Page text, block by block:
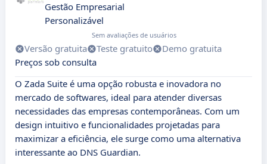
Gestão Empresarial
Personalizável
Sem avaliações de usuários
Versão gratuita Teste gratuito
Demo gratuita
Preços sob consulta
O Zada Suite é uma opção robusta e inovadora no
mercado de softwares, ideal para atender diversas
necessidades das empresas contemporâneas. Com um
design intuitivo e funcionalidades projetadas para
maximizar a eficiência, ele surge como uma alternativa
interessante ao DNS Guardian.